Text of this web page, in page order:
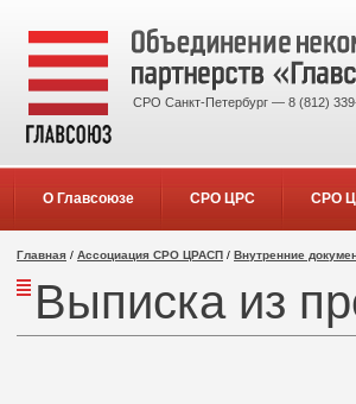
СРО Санкт-Петербург — 8 (812)
О Главсоюзе СРО ЦРС СРО
Главная / Ассоциация СРО ЦРАСП / Внутренние
Выписка из